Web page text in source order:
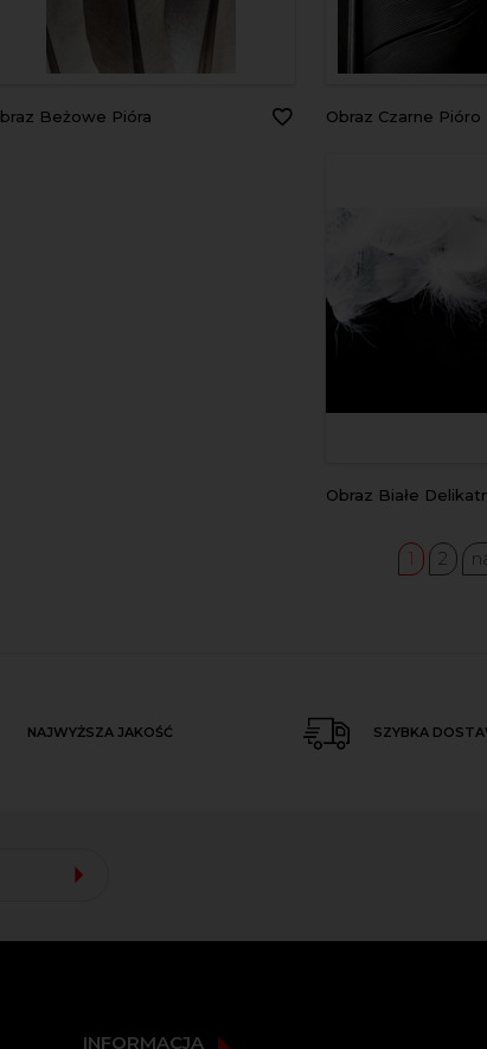
Obraz Beżowe Pióra Obraz Czarne Pióro
Obraz Białe
1 2
NAJWYŻSZA JAKOŚĆ SZYBKA
INFORMACJA